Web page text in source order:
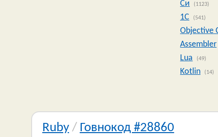
Си
(1123)
1C (541)
Objective
Assembler
Lua
(49)
Kotlin (14)
Ruby/ Говнокод #28860